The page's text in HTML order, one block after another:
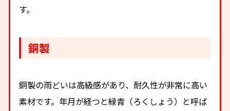
す。
銅製
銅製の雨どいは高級感があり、耐久性が非常に高い
素材です。年月が経つと緑青（ろくしょう）と呼ば